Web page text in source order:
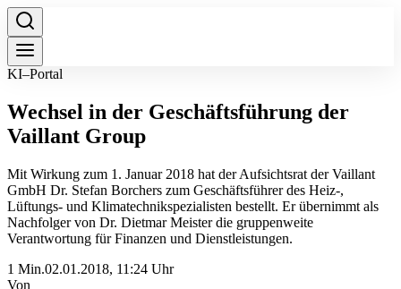
KI–Portal
Wechsel in der Geschäftsführung der
Vaillant Group
Mit Wirkung zum 1. Januar 2018 hat der Aufsichtsrat der Vaillant
GmbH Dr. Stefan Borchers zum Geschäftsführer des Heiz-,
Lüftungs- und Klimatechnikspezialisten bestellt. Er übernimmt als
Nachfolger von Dr. Dietmar Meister die gruppenweite
Verantwortung für Finanzen und Dienstleistungen.
1 Min.02.01.2018, 11:24 Uhr
Von